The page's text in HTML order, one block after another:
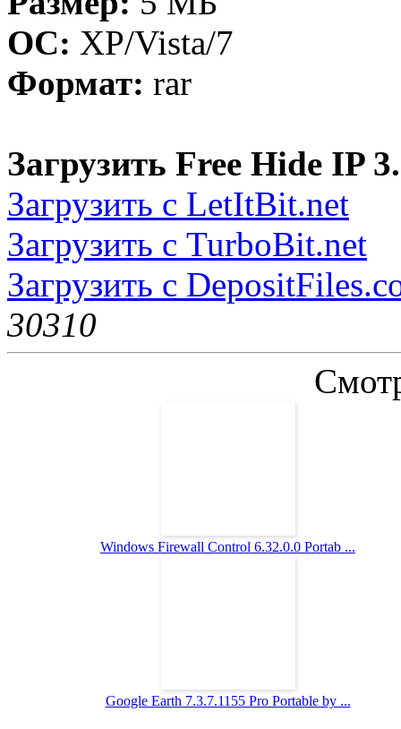
ОС: XP/Vista/7
Формат: rar
Загрузить Free Hide IP
Загрузить с LetItBit.net
Загрузить с TurboBit.net
Загрузить с
30310
Windows Firewall Control 6.32.0.0 Portab ...
Google Earth 7.3.7.1155 Pro Portable by ...